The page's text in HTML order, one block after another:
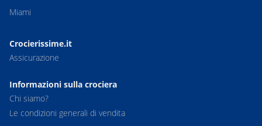
Miami
Crocierissime.it
Assicurazione
Informazioni sulla crociera
Chi siamo?
Le condizioni generali di vendita